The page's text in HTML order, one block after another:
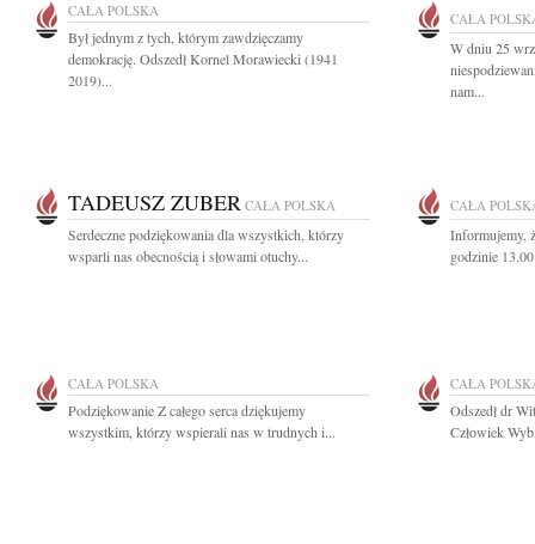
CAŁA POLSKA
Był jednym z tych, którym zawdzięczamy
demokrację. Odszedł Kornel Morawiecki (1941
2019)...
CAŁA
W dniu 25
nam...
TADEUSZ ZUBER CAŁA POLSKA
Serdeczne podziękowania dla wszystkich, którzy
wsparli nas obecnością i słowami otuchy...
CAŁA
Informujemy,
godzinie
CAŁA POLSKA
Podziękowanie Z całego serca dziękujemy
wszystkim, którzy wspierali nas w trudnych i...
CAŁA
Odszedł dr
Człowiek